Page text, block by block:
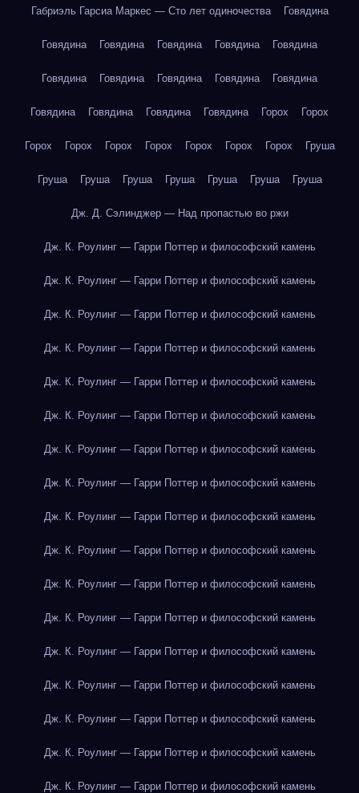
Габриэль Гарсиа Маркес — Сто лет одиночества Говядина
Говядина Говядина Говядина Говядина Говядина
Говядина Говядина Говядина Говядина Говядина
Говядина Говядина Говядина Говядина Горох Горох
Горох Горох Горох Горох Горох Горох Горох Груша
Груша Груша Груша Груша Груша Груша Груша
Дж. Д. Сэлинджер — Над пропастью во ржи
Дж. К. Роулинг — Гарри Поттер и философский камень
Дж. К. Роулинг — Гарри Поттер и философский камень
Дж. К. Роулинг — Гарри Поттер и философский камень
Дж. К. Роулинг — Гарри Поттер и философский камень
Дж. К. Роулинг — Гарри Поттер и философский камень
Дж. К. Роулинг — Гарри Поттер и философский камень
Дж. К. Роулинг — Гарри Поттер и философский камень
Дж. К. Роулинг — Гарри Поттер и философский камень
Дж. К. Роулинг — Гарри Поттер и философский камень
Дж. К. Роулинг — Гарри Поттер и философский камень
Дж. К. Роулинг — Гарри Поттер и философский камень
Дж. К. Роулинг — Гарри Поттер и философский камень
Дж. К. Роулинг — Гарри Поттер и философский камень
Дж. К. Роулинг — Гарри Поттер и философский камень
Дж. К. Роулинг — Гарри Поттер и философский камень
Дж. К. Роулинг — Гарри Поттер и философский камень
Дж. К. Роулинг — Гарри Поттер и философский камень